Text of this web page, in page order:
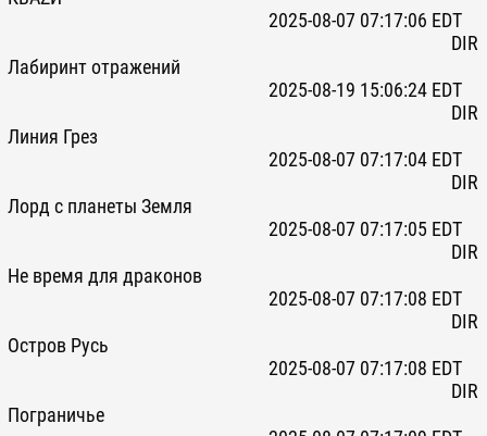
2025-08-07 07:17:06 EDT
DIR
Лабиринт отражений
2025-08-19 15:06:24 EDT
DIR
Линия Грез
2025-08-07 07:17:04 EDT
DIR
Лорд с планеты Земля
2025-08-07 07:17:05 EDT
DIR
Не время для драконов
2025-08-07 07:17:08 EDT
DIR
Остров Русь
2025-08-07 07:17:08 EDT
DIR
Пограничье